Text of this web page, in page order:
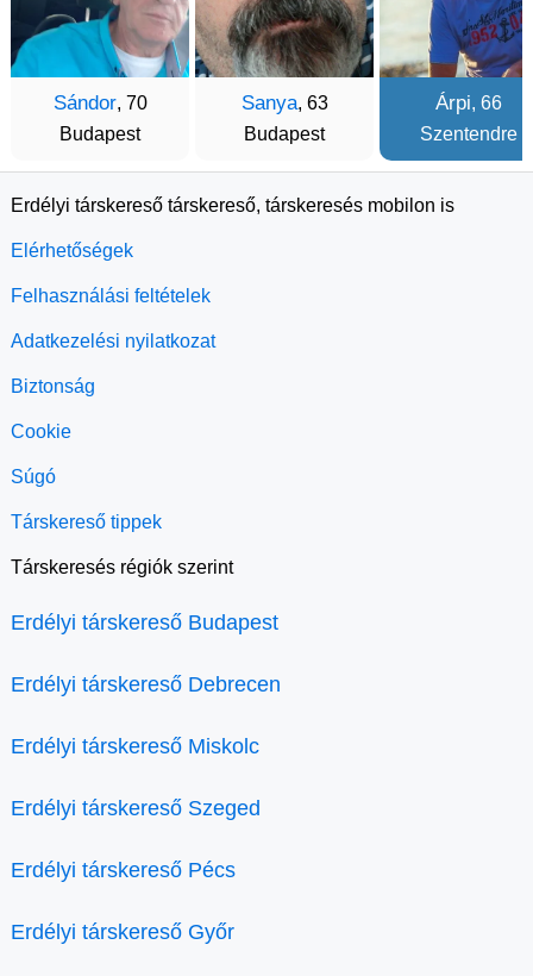
Sándor, 70
Budapest
Sanya, 63
Budapest
Árpi, 66
Szentendre
Erdélyi társkereső társkereső, társkeresés mobilon is
Elérhetőségek
Felhasználási feltételek
Adatkezelési nyilatkozat
Biztonság
Cookie
Súgó
Társkereső tippek
Társkeresés régiók szerint
Erdélyi társkereső Budapest
Erdélyi társkereső Debrecen
Erdélyi társkereső Miskolc
Erdélyi társkereső Szeged
Erdélyi társkereső Pécs
Erdélyi társkereső Győr